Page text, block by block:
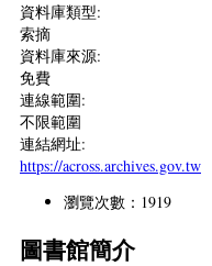
資料庫類型:
索摘
資料庫來源:
免費
連線範圍:
不限範圍
連結網址:
https://across.archives.gov.tw
瀏覽次數：1919
圖書館簡介